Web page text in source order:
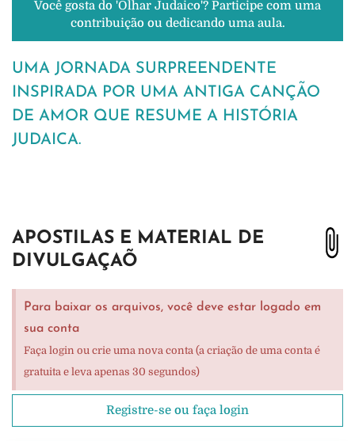
Você gosta do 'Olhar Judaico'? Participe com uma
contribuição ou dedicando uma aula.
UMA JORNADA SURPREENDENTE
INSPIRADA POR UMA ANTIGA CANÇÃO
DE AMOR QUE RESUME A HISTÓRIA
JUDAICA.
APOSTILAS E MATERIAL DE
DIVULGAÇAÕ
Para baixar os arquivos, você deve estar logado em
sua conta
Faça login ou crie uma nova conta (a criação de uma conta é
gratuita e leva apenas 30 segundos)
Registre-se ou faça login